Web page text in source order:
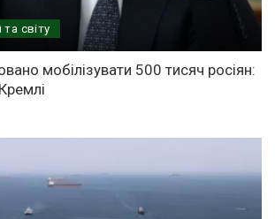
світу
мобілізувати 500 тисяч росіян: